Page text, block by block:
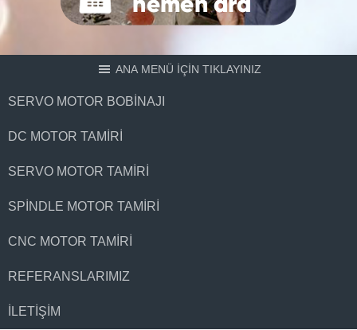
ANA MENÜ İÇİN TIKLAYINIZ
SERVO MOTOR BOBINAJI
DC MOTOR TAMIRI
SERVO MOTOR TAMIRI
SPINDLE MOTOR TAMIRI
CNC MOTOR TAMIRI
REFERANSLARIMIZ
İLETIŞIM